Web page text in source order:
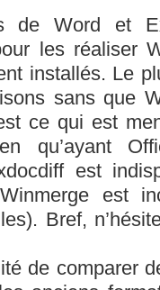
de Word et
les réaliser
installés. Le
sans que
ce qui est
qu’ayant
est
Winmerge est
Bref,
de comparer